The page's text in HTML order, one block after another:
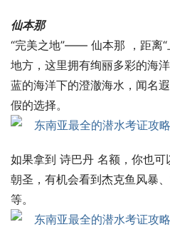
仙本那
“完美之地”—— 仙本那 ，距离“
地方，这里拥有绚丽多彩的海
蓝的海洋下的澄澈海水，闻名
假的选择。
如果拿到 诗巴丹 名额，你也可
朝圣，有机会看到杰克鱼风暴
等。